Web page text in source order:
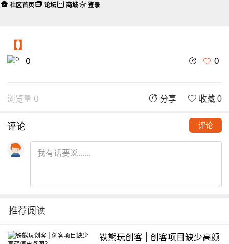
【】
0 0
浏览量 0 分享 收藏 0
评论 评论
推荐阅读
铁熊玩创客 | 创客项目缺少高颜
社区首页 论坛 商城 登录